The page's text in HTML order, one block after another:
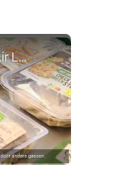
Food Day 2022 by Air Liquide & Food Pilot NL